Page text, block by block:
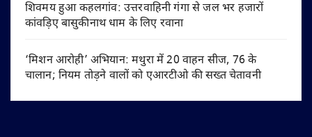
शिवमय हुआ कहलगांव: उत्तरवाहिनी गंगा से जल भर हजारों
कांवड़िए बासुकीनाथ धाम के लिए रवाना
‘मिशन आरोही’ अभियान: मथुरा में 20 वाहन सीज, 76 के
चालान; नियम तोड़ने वालों को एआरटीओ की सख्त चेतावनी